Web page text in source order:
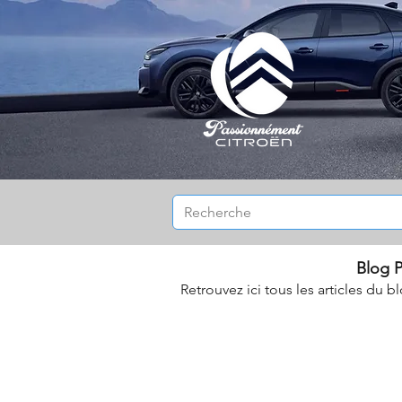
Blog
Retrouvez ici tous les articles du